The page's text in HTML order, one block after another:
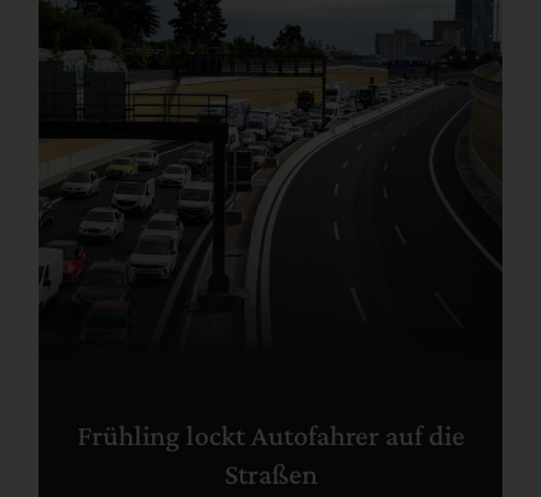
Frühling lockt Autofahrer auf die
Straßen